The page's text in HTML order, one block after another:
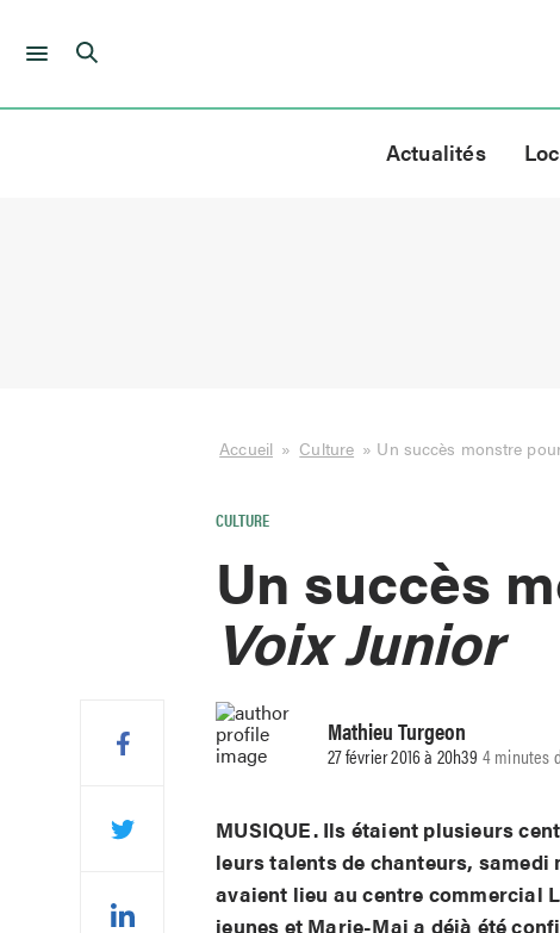
Skip
Actualités
Accueil » Culture » Un succès monstre
CULTURE
Un succès
Voix Junior
Mathieu Turgeon
27 février 2016 à 20h39 4 minutes
MUSIQUE. Ils étaient plusieurs
leurs talents de chanteurs, samedi
avaient lieu au centre commercial
jeunes et Marie-Mai a déjà été